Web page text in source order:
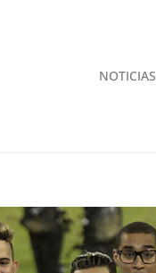
NOTICIAS